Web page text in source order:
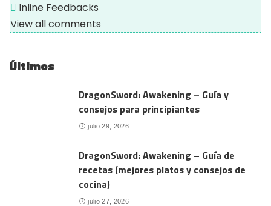
Inline Feedbacks
View all comments
Últimos
DragonSword: Awakening – Guía y
consejos para principiantes
julio 29, 2026
DragonSword: Awakening – Guía de
recetas (mejores platos y consejos de
cocina)
julio 27, 2026